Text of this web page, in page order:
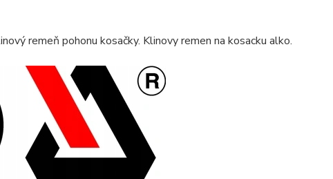
remeň pohonu kosačky. Klinovy remen na kosacku alko.